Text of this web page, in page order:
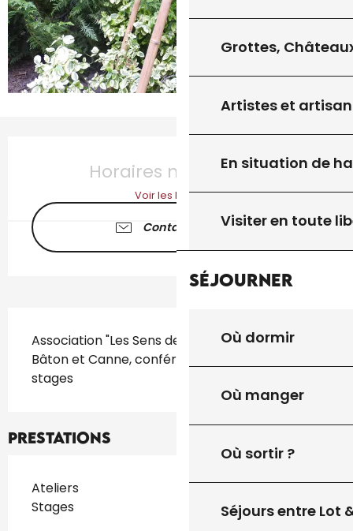
Grottes,
Artistes et
En situation de
Visiter en toute
Séjourner
Où dormir
Où manger
Où sortir ?
Séjours entre Lot
Horaires non définis
Voir les horaires
Contactez-nous
Association "Les Sens de la Nature" : Cours de
Bâton et Canne, conférences Vagabondes,
stages
Prestations
Ateliers
Stages